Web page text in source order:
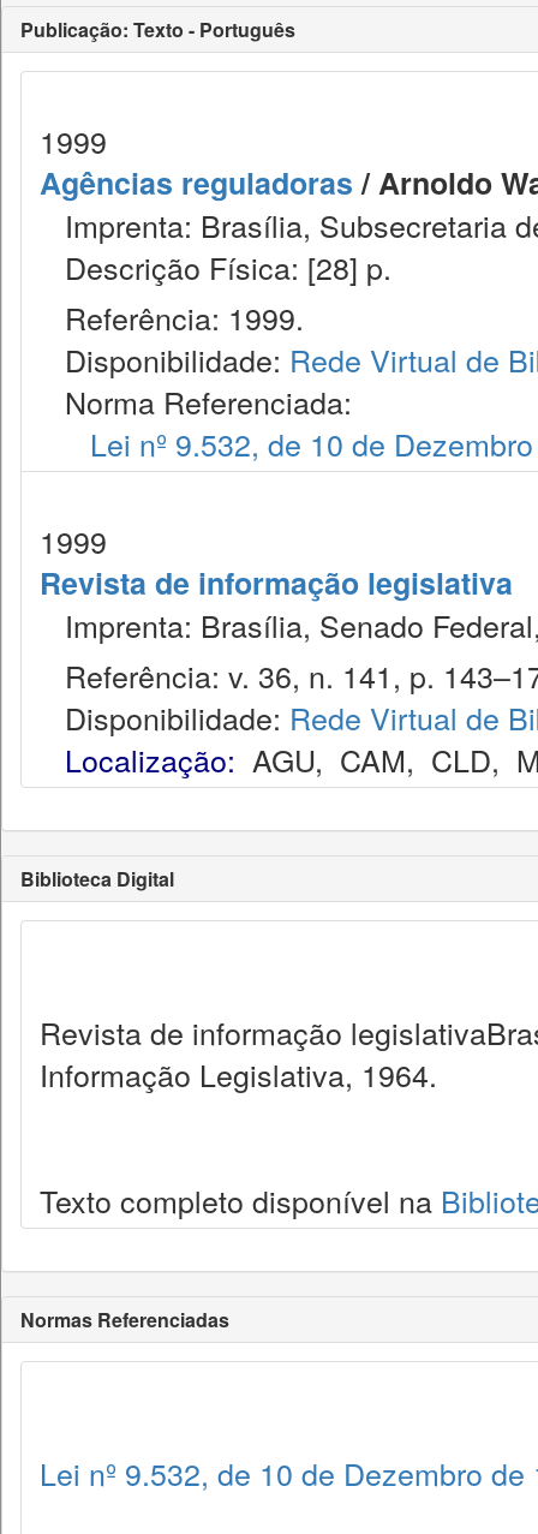
Publicação: Texto - Português
1999
Agências reguladoras/ Arnoldo
Imprenta: Brasília, Subsecretaria
Descrição Física: [28] p.
Referência: 1999.
Disponibilidade: Rede Virtual de
Norma Referenciada:
Lei nº 9.532, de 10 de
1999
Revista de informação legislativa
Imprenta: Brasília, Senado
Referência: v. 36, n. 141, p.
Disponibilidade: Rede Virtual de
Localização: AGU, CAM, CLD,
Biblioteca Digital
Revista de informação
Informação Legislativa, 1964.
Texto completo disponível na
Normas Referenciadas
Lei nº 9.532, de 10 de Dezembro de